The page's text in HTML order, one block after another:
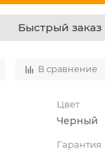
Быстрый заказ
В сравнение
Цвет
Черный
Гарантия